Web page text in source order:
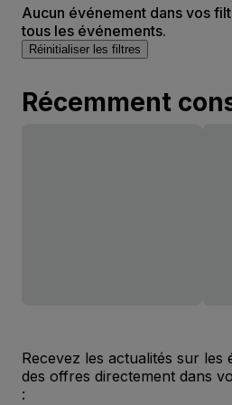
Aucun événement dans vos
tous les événements.
Réinitialiser les filtres
Récemment
Recevez les actualités sur les
des offres directement dans
: